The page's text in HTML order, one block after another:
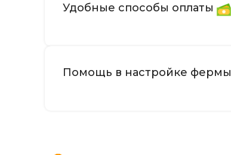
Удобные способы оплаты
Помощь в настройке фермы